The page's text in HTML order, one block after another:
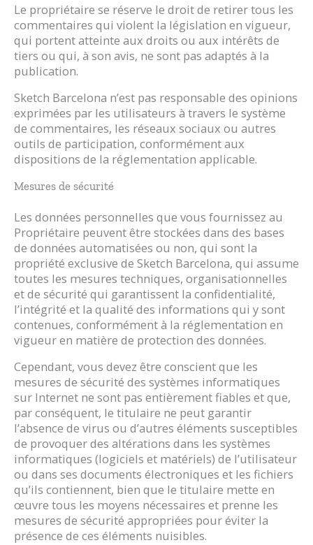
Le propriétaire se réserve le droit de retirer tous les
commentaires qui violent la législation en vigueur,
qui portent atteinte aux droits ou aux intérêts de
tiers ou qui, à son avis, ne sont pas adaptés à la
publication.
Sketch Barcelona n’est pas responsable des opinions
exprimées par les utilisateurs à travers le système
de commentaires, les réseaux sociaux ou autres
outils de participation, conformément aux
dispositions de la réglementation applicable.
Mesures de sécurité
Les données personnelles que vous fournissez au
Propriétaire peuvent être stockées dans des bases
de données automatisées ou non, qui sont la
propriété exclusive de Sketch Barcelona, qui assume
toutes les mesures techniques, organisationnelles
et de sécurité qui garantissent la confidentialité,
l’intégrité et la qualité des informations qui y sont
contenues, conformément à la réglementation en
vigueur en matière de protection des données.
Cependant, vous devez être conscient que les
mesures de sécurité des systèmes informatiques
sur Internet ne sont pas entièrement fiables et que,
par conséquent, le titulaire ne peut garantir
l’absence de virus ou d’autres éléments susceptibles
de provoquer des altérations dans les systèmes
informatiques (logiciels et matériels) de l’utilisateur
ou dans ses documents électroniques et les fichiers
qu’ils contiennent, bien que le titulaire mette en
œuvre tous les moyens nécessaires et prenne les
mesures de sécurité appropriées pour éviter la
présence de ces éléments nuisibles.